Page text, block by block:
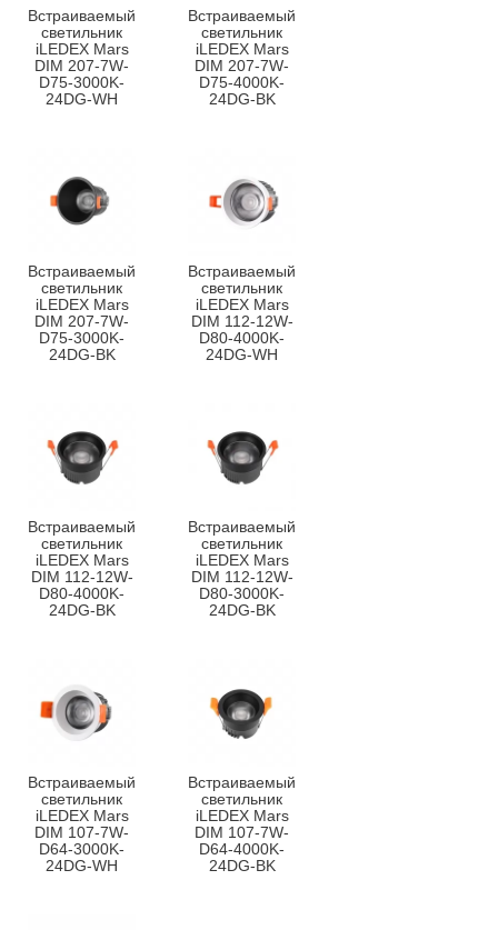
Встраиваемый
светильник
iLEDEX Mars
DIM 207-7W-
D75-3000K-
24DG-WH
Встраиваемый
светильник
iLEDEX Mars
DIM 207-7W-
D75-4000K-
24DG-BK
Встраиваемый
светильник
iLEDEX Mars
DIM 207-7W-
D75-3000K-
24DG-BK
Встраиваемый
светильник
iLEDEX Mars
DIM 112-12W-
D80-4000K-
24DG-WH
Встраиваемый
светильник
iLEDEX Mars
DIM 112-12W-
D80-4000K-
24DG-BK
Встраиваемый
светильник
iLEDEX Mars
DIM 112-12W-
D80-3000K-
24DG-BK
Встраиваемый
светильник
iLEDEX Mars
DIM 107-7W-
D64-3000K-
24DG-WH
Встраиваемый
светильник
iLEDEX Mars
DIM 107-7W-
D64-4000K-
24DG-BK